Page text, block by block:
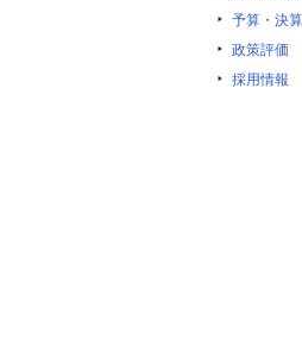
予算・決算
政策評価
採用情報